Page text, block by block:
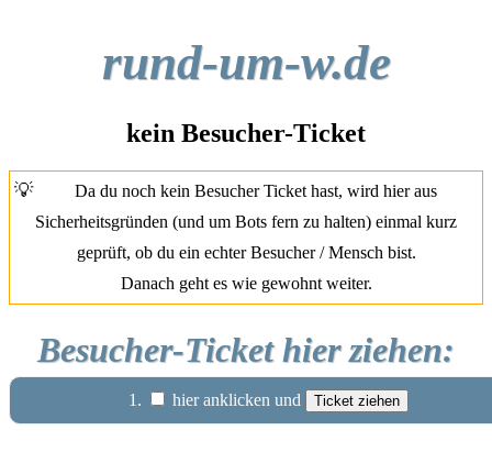
rund-um-w.de
kein Besucher-Ticket
💡
Da du noch kein Besucher Ticket hast, wird hier aus
Sicherheitsgründen (und um Bots fern zu halten) einmal kurz
geprüft, ob du ein echter Besucher / Mensch bist.
Danach geht es wie gewohnt weiter.
Besucher-Ticket hier ziehen:
1. hier anklicken und